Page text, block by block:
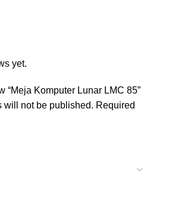
yet.
“Meja Komputer Lunar LMC 85”
will not be published. Required